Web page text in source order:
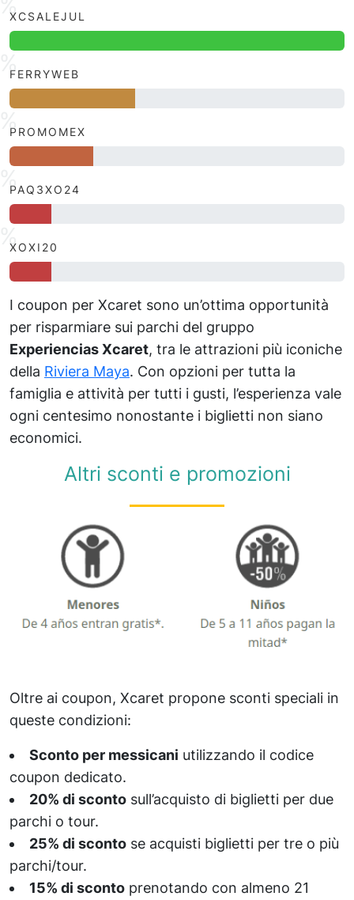
XCSALEJUL
FERRYWEB
PROMOMEX
PAQ3XO24
XOXI20
I coupon per Xcaret sono un’ottima opportunità
per risparmiare sui parchi del gruppo
Experiencias Xcaret, tra le attrazioni più iconiche
della Riviera Maya. Con opzioni per tutta la
famiglia e attività per tutti i gusti, l’esperienza vale
ogni centesimo nonostante i biglietti non siano
economici.
Altri sconti e promozioni
Oltre ai coupon, Xcaret propone sconti speciali in
queste condizioni:
Sconto per messicani utilizzando il codice
coupon dedicato.
20% di scontosull’acquisto di biglietti per due
parchi o tour.
25% di scontose acquisti biglietti per tre o più
parchi/tour.
15% di scontoprenotando con almeno 21